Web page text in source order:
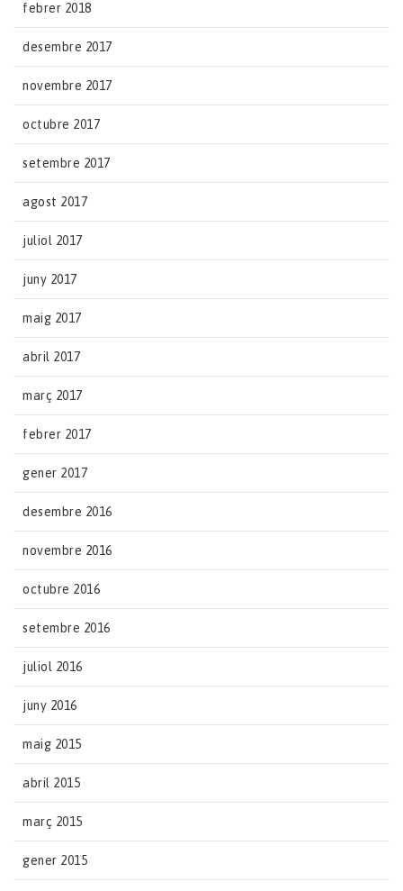
febrer 2018
desembre 2017
novembre 2017
octubre 2017
setembre 2017
agost 2017
juliol 2017
juny 2017
maig 2017
abril 2017
març 2017
febrer 2017
gener 2017
desembre 2016
novembre 2016
octubre 2016
setembre 2016
juliol 2016
juny 2016
maig 2015
abril 2015
març 2015
gener 2015